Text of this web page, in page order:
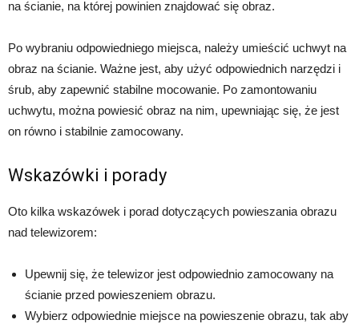
na ścianie, na której powinien znajdować się obraz.
Po wybraniu odpowiedniego miejsca, należy umieścić uchwyt na
obraz na ścianie. Ważne jest, aby użyć odpowiednich narzędzi i
śrub, aby zapewnić stabilne mocowanie. Po zamontowaniu
uchwytu, można powiesić obraz na nim, upewniając się, że jest
on równo i stabilnie zamocowany.
Wskazówki i porady
Oto kilka wskazówek i porad dotyczących powieszania obrazu
nad telewizorem:
Upewnij się, że telewizor jest odpowiednio zamocowany na
ścianie przed powieszeniem obrazu.
Wybierz odpowiednie miejsce na powieszenie obrazu, tak aby